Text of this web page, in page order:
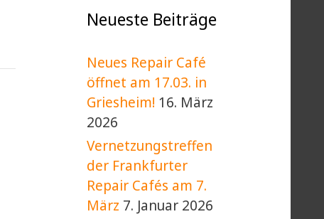
Neueste Beiträge
Neues Repair Café
öffnet am 17.03. in
Griesheim! 16. März
2026
Vernetzungstreffen
der Frankfurter
Repair Cafés am 7.
März 7. Januar 2026